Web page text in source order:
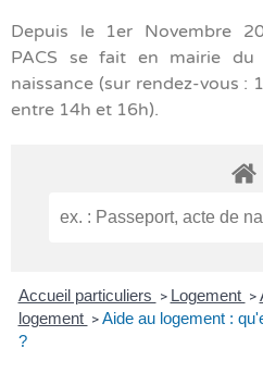
Depuis le 1er Novembre
PACS se fait en mairie
naissance (sur rendez-vous :
entre 14h et 16h).
Accueil particuliers > Logement >
logement > Aide au logement :
?